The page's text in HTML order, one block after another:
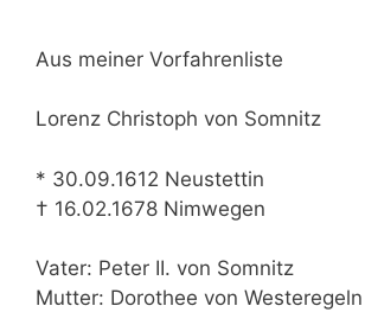
Aus meiner Vorfahrenliste
Lorenz Christoph von Somnitz
* 30.09.1612 Neustettin
† 16.02.1678 Nimwegen
Vater: Peter II. von Somnitz
Mutter: Dorothee von Westeregeln